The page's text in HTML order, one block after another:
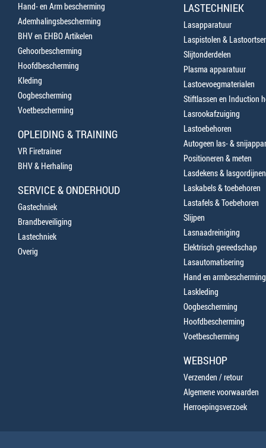
Hand- en Arm bescherming
Ademhalingsbescherming
BHV en EHBO Artikelen
Gehoorbescherming
Hoofdbescherming
Kleding
Oogbescherming
Voetbescherming
OPLEIDING & TRAINING
VR Firetrainer
BHV & Herhaling
SERVICE & ONDERHOUD
Gastechniek
Brandbeveiliging
Lastechniek
Overig
LASTECHNIEK
Lasapparatuur
Laspistolen &
Slijtonderdelen
Plasma apparatuur
Lastoevoegmaterialen
Stiftlassen en Induction
Lasrookafzuiging
Lastoebehoren
Autogeen las- &
Positioneren & meten
Lasdekens & lasgordijnen
Laskabels & toebehoren
Lastafels & Toebehoren
Slijpen
Lasnaadreiniging
Elektrisch gereedschap
Lasautomatisering
Hand en armbescherming
Laskleding
Oogbescherming
Hoofdbescherming
Voetbescherming
WEBSHOP
Verzenden / retour
Algemene voorwaarden
Herroepingsverzoek